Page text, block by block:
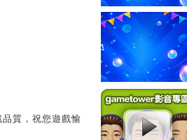
質，祝您遊戲愉